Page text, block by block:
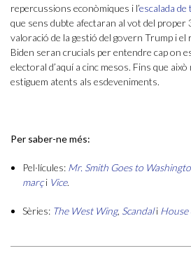
repercussions econòmiques i l’escalada
que sens dubte afectaran al vot del proper
valoració de la gestió del govern Trump i el
Biden seran crucials per entendre cap on
electoral d’aquí a cinc mesos. Fins que
estiguem atents als esdeveniments.
Per saber-ne més:
Pel·lícules: Mr. Smith Goes to
marçi Vice.
Sèries: The West Wing, Scandali House